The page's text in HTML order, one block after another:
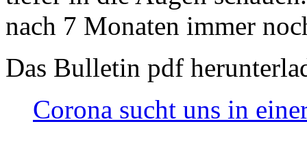
nach 7 Monaten immer
Das Bulletin pdf
Corona sucht uns in